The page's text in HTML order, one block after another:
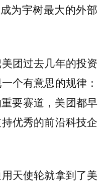
为宇树最大的外部
团过去几年的投资
个有意思的规律：
要赛道，美团都早
优秀的前沿科技企
天使轮就拿到了美